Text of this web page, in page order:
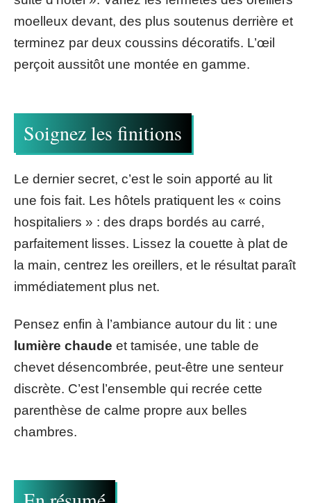
moelleux devant, des plus soutenus derrière et
terminez par deux coussins décoratifs. L’œil
perçoit aussitôt une montée en gamme.
Soignez les finitions
Le dernier secret, c’est le soin apporté au lit
une fois fait. Les hôtels pratiquent les « coins
hospitaliers » : des draps bordés au carré,
parfaitement lisses. Lissez la couette à plat de
la main, centrez les oreillers, et le résultat paraît
immédiatement plus net.
Pensez enfin à l’ambiance autour du lit : une
lumière chaude et tamisée, une table de
chevet désencombrée, peut-être une senteur
discrète. C’est l’ensemble qui recrée cette
parenthèse de calme propre aux belles
chambres.